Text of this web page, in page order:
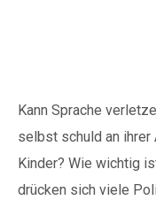
Kann Sprache
selbst schuld an ihrer
Kinder? Wie wichtig
drücken sich viele